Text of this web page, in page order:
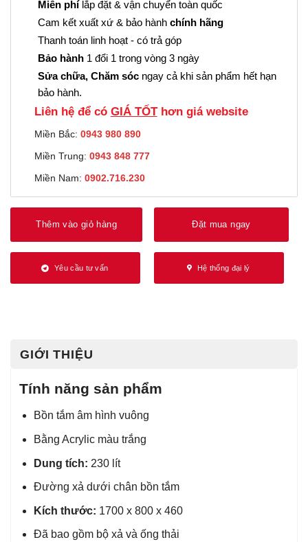
Miễn phílắp đặt & vận chuyển toàn quốc
Cam kết xuất xứ & bảo hành chính hãng
Thanh toán linh hoạt - có trả góp
Bảo hành 1 đổi 1 trong vòng 3 ngày
Sửa chữa, Chăm sóc ngay cả khi sản phẩm hết hạn
bảo hành.
Liên hệ để có GIÁ TỐThơn giá website
Miền Bắc: 0943 980 890
Miền Trung: 0943 848 777
Miền Nam: 0902.716.230
Thêm vào giỏ hàng Đặt mua ngay
Yêu cầu tư vấn Hệ thống đại lý
GIỚI THIỆU
Tính năng sản phẩm
Bồn tắm âm hình vuông
Bằng Acrylic màu trắng
Dung tích: 230 lít
Đường xả dưới chân bồn tắm
Kích thước: 1700 x 800 x 460
Đã bao gồm bộ xả và ống thải